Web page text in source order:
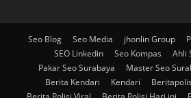
Seo Blog Seo Media jhonlin Group
SEO Linkedin
Seo Kompas
Ahli
Pakar Seo Surabaya
Master Seo
Berita Kendari
Kendari